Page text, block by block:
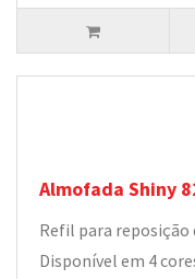
Almofada Shiny
Refil para
Disponível em 4